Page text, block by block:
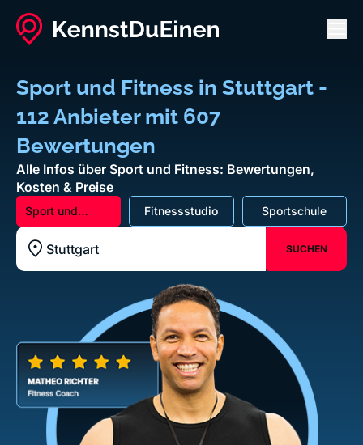
Sport und Fitness in Stuttgart -
112 Anbieter mit 607
Bewertungen
Alle Infos über Sport und Fitness: Bewertungen,
Kosten & Preise
Sport und
Fitness
Fitnessstudio Sportschule
Standort z.B. Frankfurt am Main
SUCHEN